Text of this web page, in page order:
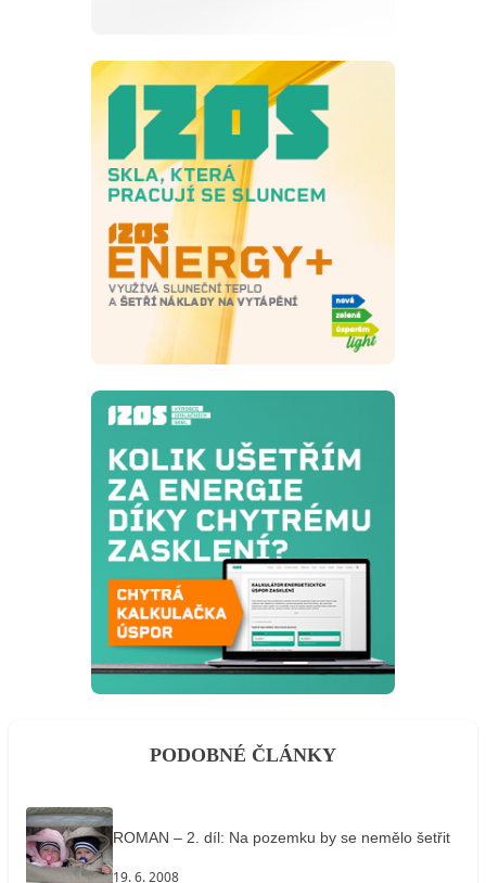
PODOBNÉ ČLÁNKY
ROMAN – 2. díl: Na pozemku by se nemělo šetřit
19. 6. 2008